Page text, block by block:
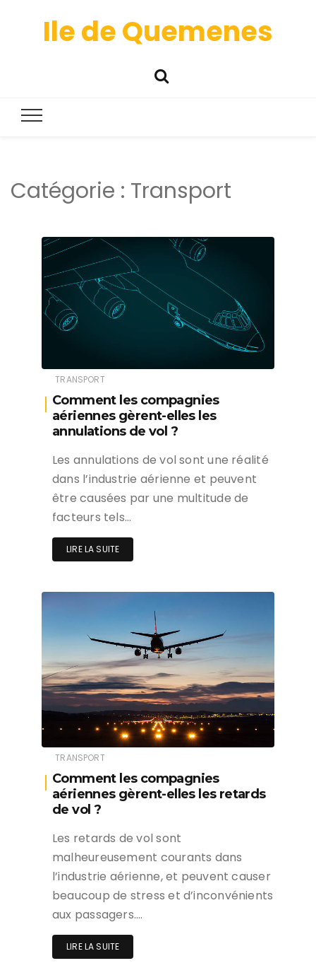
Ile de Quemenes
Catégorie : Transport
TRANSPORT
Comment les compagnies
aériennes gèrent-elles les
annulations de vol ?
Les annulations de vol sont une réalité
dans l’industrie aérienne et peuvent
être causées par une multitude de
facteurs tels…
LIRE LA SUITE
TRANSPORT
Comment les compagnies
aériennes gèrent-elles les retards
de vol ?
Les retards de vol sont
malheureusement courants dans
l’industrie aérienne, et peuvent causer
beaucoup de stress et d’inconvénients
aux passagers….
LIRE LA SUITE